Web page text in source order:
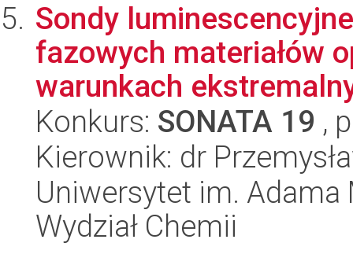
Sondy
fazowych materiałów
warunkach
Konkurs: SONATA 19 ,
Kierownik: dr
Uniwersytet im.
Wydział Chemii